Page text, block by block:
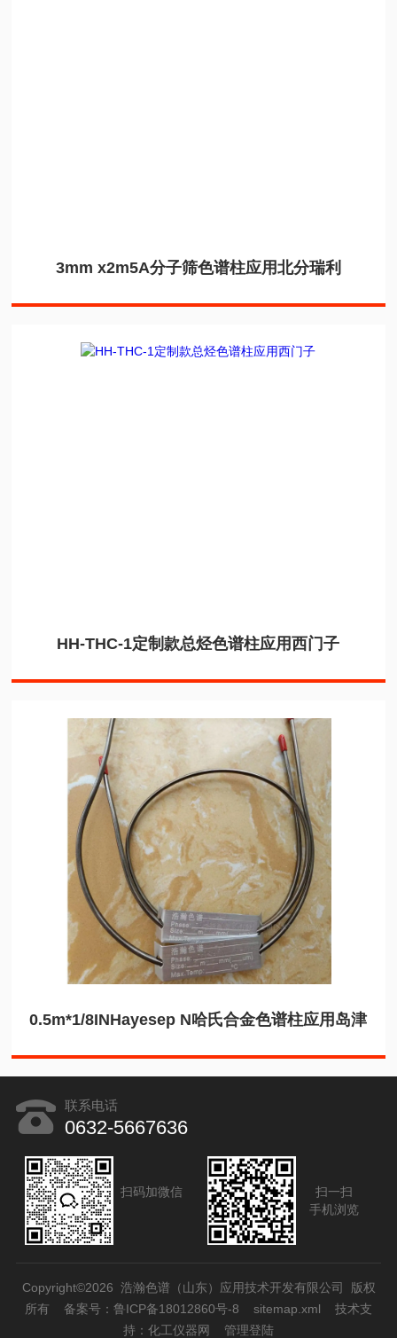
3mm x2m5A分子筛色谱柱应用北分瑞利
HH-THC-1定制款总烃色谱柱应用西门子
0.5m*1/8INHayesep N哈氏合金色谱柱应用岛津
联系电话
0632-5667636
扫码加微信
扫一扫
手机浏览
Copyright©2026 浩瀚色谱（山东）应用技术开发有限公司 版权
所有 备案号：鲁ICP备18012860号-8 sitemap.xml 技术支
持： 化工仪器网 管理登陆